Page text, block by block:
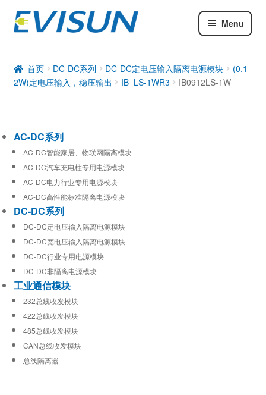
Menu
DC-DC系列
工业通信模块
首页 DC-DC系列 DC-DC定电压输入隔离电源模块
(0.1-
2W)定电压输入，稳压输出
IB_LS-1WR3 IB0912LS-1W
AC-DC系列
AC-DC智能家居、物联网隔离模块
AC-DC汽车充电柱专用电源模块
AC-DC电力行业专用电源模块
AC-DC高性能标准隔离电源模块
DC-DC系列
DC-DC定电压输入隔离电源模块
DC-DC宽电压输入隔离电源模块
DC-DC行业专用电源模块
DC-DC非隔离电源模块
工业通信模块
232总线收发模块
422总线收发模块
485总线收发模块
CAN总线收发模块
总线隔离器